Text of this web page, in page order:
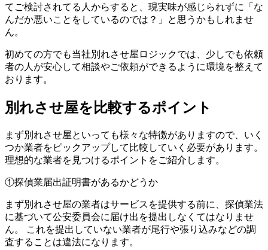
てご検討されてる人からすると、現実味が感じられずに「な
んだか悪いことをしているのでは？」と思うかもしれませ
ん。
初めての方でも当社別れさせ屋ロジックでは、少しでも依頼
者の人が安心して相談やご依頼ができるように環境を整えて
おります。
別れさせ屋を比較するポイント
まず別れさせ屋といっても様々な特徴がありますので、いく
つか業者をピックアップして比較していく必要があります。
理想的な業者を見つけるポイントをご紹介します。
①探偵業届出証明書があるかどうか
まず別れさせ屋の業者はサービスを提供する前に、探偵業法
に基づいて公安委員会に届け出を提出しなくてはなりませ
ん。 これを提出していない業者が尾行や張り込みなどの調
査することは違法になります。